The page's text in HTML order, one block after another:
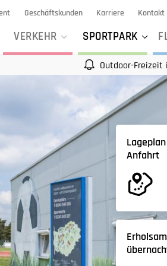
Geschäftskunden Karriere Kontakt
VERKEHR SPORTPARK
Outdoor-Freizeit im SEP: CLIMB
Anfahrt
Erholsam